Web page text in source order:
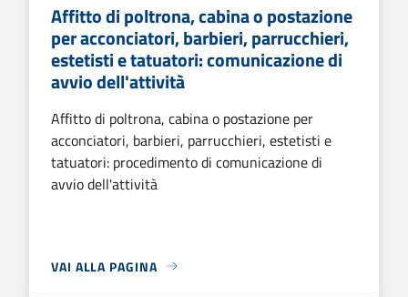
Affitto di poltrona, cabina o postazione
per acconciatori, barbieri, parrucchieri,
estetisti e tatuatori: comunicazione di
avvio dell'attività
Affitto di poltrona, cabina o postazione per
acconciatori, barbieri, parrucchieri, estetisti e
tatuatori: procedimento di comunicazione di
avvio dell'attività
VAI ALLA PAGINA